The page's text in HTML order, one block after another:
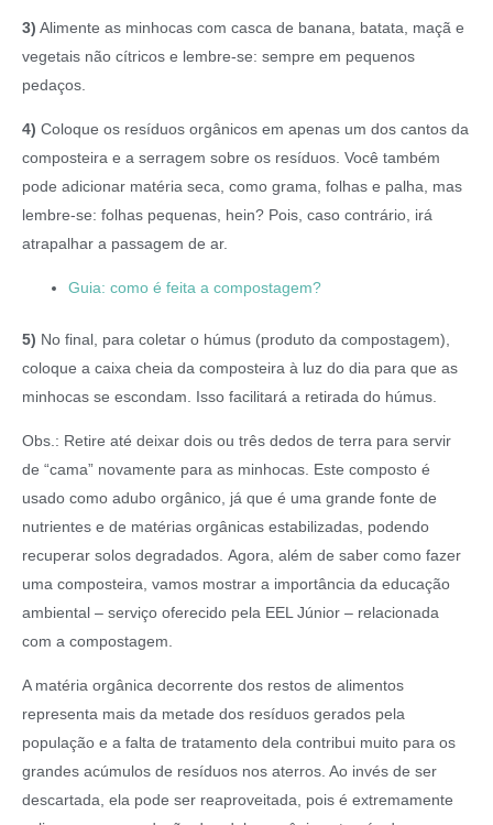
3) Alimente as minhocas com casca de banana, batata, maçã e
vegetais não cítricos e lembre-se: sempre em pequenos
pedaços.
4) Coloque os resíduos orgânicos em apenas um dos cantos da
composteira e a serragem sobre os resíduos. Você também
pode adicionar matéria seca, como grama, folhas e palha, mas
lembre-se: folhas pequenas, hein? Pois, caso contrário, irá
atrapalhar a passagem de ar.
Guia: como é feita a compostagem?
5) No final, para coletar o húmus (produto da compostagem),
coloque a caixa cheia da composteira à luz do dia para que as
minhocas se escondam. Isso facilitará a retirada do húmus.
Obs.: Retire até deixar dois ou três dedos de terra para servir
de “cama” novamente para as minhocas. Este composto é
usado como adubo orgânico, já que é uma grande fonte de
nutrientes e de matérias orgânicas estabilizadas, podendo
recuperar solos degradados. Agora, além de saber como fazer
uma composteira, vamos mostrar a importância da educação
ambiental – serviço oferecido pela EEL Júnior – relacionada
com a compostagem.
A matéria orgânica decorrente dos restos de alimentos
representa mais da metade dos resíduos gerados pela
população e a falta de tratamento dela contribui muito para os
grandes acúmulos de resíduos nos aterros. Ao invés de ser
descartada, ela pode ser reaproveitada, pois é extremamente